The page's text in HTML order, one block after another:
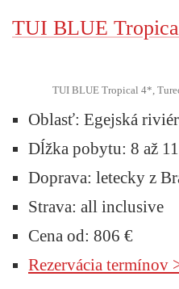
TUI BLUE
TUI BLUE Tropical 4*,
Oblasť: Egejská
Dĺžka pobytu: 8 až
Doprava: letecky z
Strava: all inclusive
Cena od: 806 €
Rezervácia termínov